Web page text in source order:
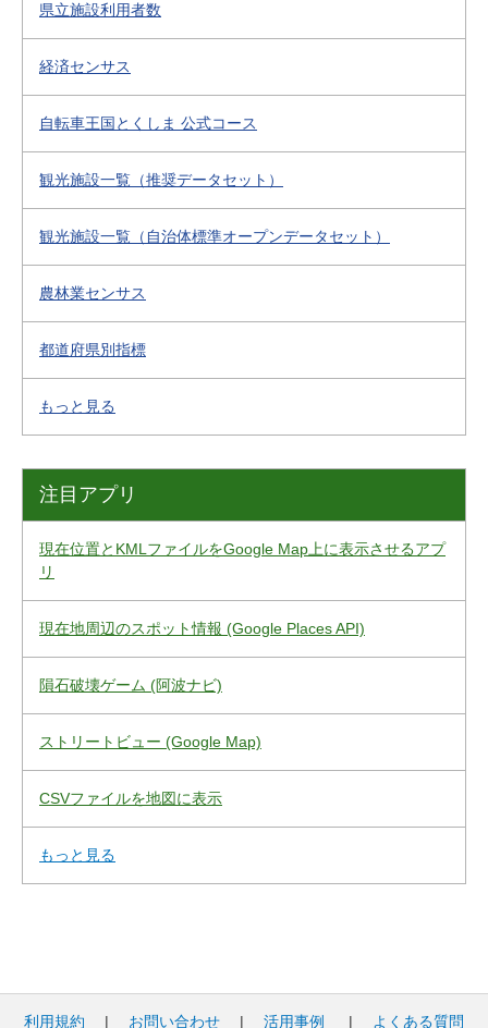
県立施設利用者数
経済センサス
自転車王国とくしま 公式コース
観光施設一覧（推奨データセット）
観光施設一覧（自治体標準オープンデータセット）
農林業センサス
都道府県別指標
もっと見る
注目アプリ
現在位置とKMLファイルをGoogle Map上に表示させるアプ
リ
現在地周辺のスポット情報 (Google Places API)
隕石破壊ゲーム (阿波ナビ)
ストリートビュー (Google Map)
CSVファイルを地図に表示
もっと見る
利用規約 | お問い合わせ | 活用事例 | よくある質問